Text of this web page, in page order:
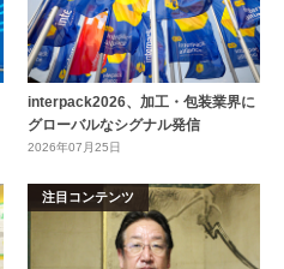
interpack2026、加工・包装業界に
グローバルなシグナル発信
2026年07月25日
注目コンテンツ